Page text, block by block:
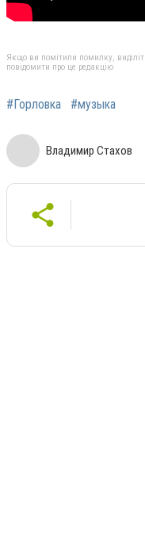
Якщо ви помітили помилку,
повідомити про це редакцію
#Горловка #музыка
Владимир Стахов